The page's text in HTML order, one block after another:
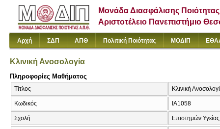
Μονάδα Διασφάλισης Ποιότητας
Αριστοτέλειο Πανεπιστήμιο
Αρχή ΣΔΠ ΑΠΘ Πολιτική Ποιότητας ΜΟΔΙΠ
Κλινική Ανοσολογία
Πληροφορίες Μαθήματος
Τίτλος Κλινική
Κωδικός ΙΑ1058
Σχολή Επιστημών Υγείας